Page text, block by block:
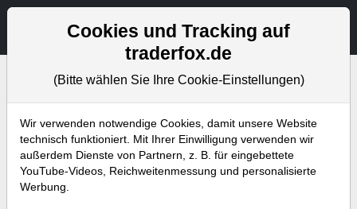
Aktien- und Artikelsuche
Bevorstehende Webinare Alle Aufzeichnungen
Cookies und Tracking auf
traderfox.de
(Bitte wählen Sie Ihre Cookie-Einstellungen)
Wir verwenden notwendige Cookies, damit unsere Website
technisch funktioniert. Mit Ihrer Einwilligung verwenden wir
außerdem Dienste von Partnern, z. B. für eingebettete
YouTube-Videos, Reichweitenmessung und personalisierte
Werbung.